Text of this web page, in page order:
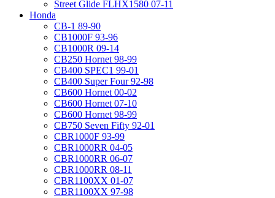
Street Glide FLHX1580 07-11
Honda
CB-1 89-90
CB1000F 93-96
CB1000R 09-14
CB250 Hornet 98-99
CB400 SPEC1 99-01
CB400 Super Four 92-98
CB600 Hornet 00-02
CB600 Hornet 07-10
CB600 Hornet 98-99
CB750 Seven Fifty 92-01
CBR1000F 93-99
CBR1000RR 04-05
CBR1000RR 06-07
CBR1000RR 08-11
CBR1100XX 01-07
CBR1100XX 97-98